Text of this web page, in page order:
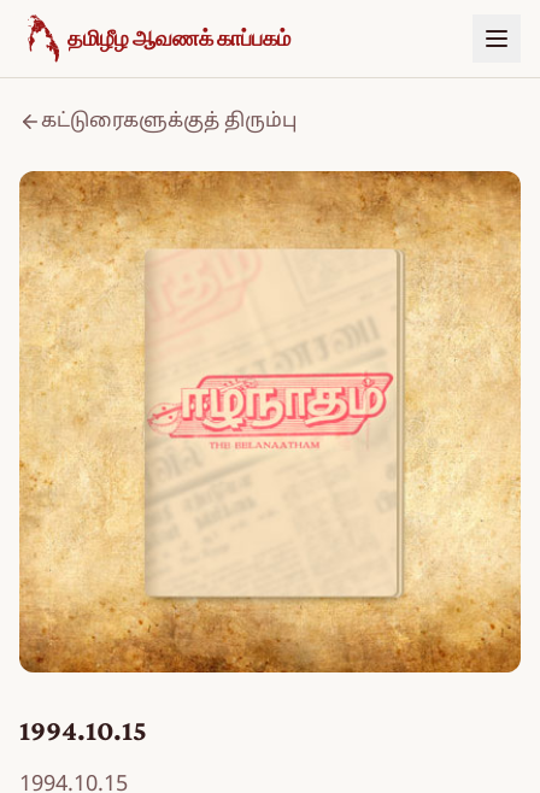
உள்ளடக்கத்திற்குச் செல்க
தமிழீழ ஆவணக் காப்பகம்
கட்டுரைகளுக்குத் திரும்பு
1994.10.15
1994.10.15